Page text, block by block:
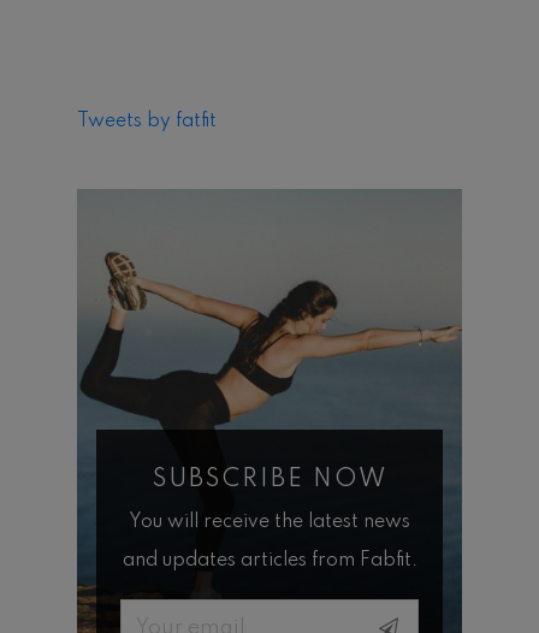
Tweets by fatfit
SUBSCRIBE NOW
You will receive the latest news
and updates articles from Fabfit.
Email